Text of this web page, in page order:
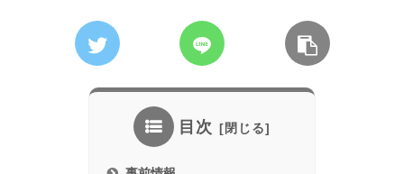
目次